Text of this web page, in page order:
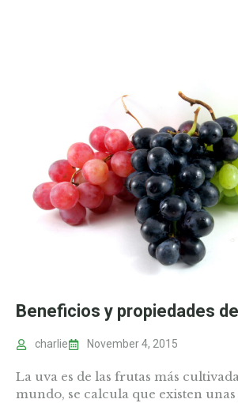
Beneficios y propiedades de
charlie November 4, 2015
La uva es de las frutas más
mundo, se calcula que existen